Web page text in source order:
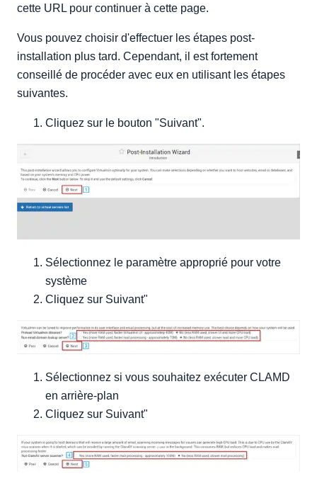
cette URL pour continuer à cette page.
Vous pouvez choisir d'effectuer les étapes post-
installation plus tard. Cependant, il est fortement
conseillé de procéder avec eux en utilisant les étapes
suivantes.
Cliquez sur le bouton "Suivant".
Sélectionnez le paramètre approprié pour votre
système
Cliquez sur Suivant"
Sélectionnez si vous souhaitez exécuter CLAMD
en arrière-plan
Cliquez sur Suivant"